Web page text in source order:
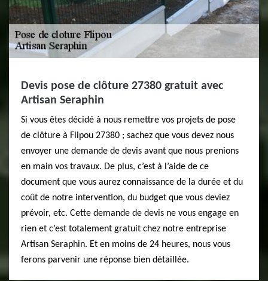
Devis pose de clôture 27380 gratuit avec
Artisan Seraphin
Si vous êtes décidé à nous remettre vos projets de pose
de clôture à Flipou 27380 ; sachez que vous devez nous
envoyer une demande de devis avant que nous prenions
en main vos travaux. De plus, c’est à l’aide de ce
document que vous aurez connaissance de la durée et du
coût de notre intervention, du budget que vous deviez
prévoir, etc. Cette demande de devis ne vous engage en
rien et c’est totalement gratuit chez notre entreprise
Artisan Seraphin. Et en moins de 24 heures, nous vous
ferons parvenir une réponse bien détaillée.